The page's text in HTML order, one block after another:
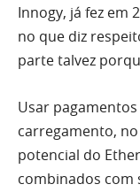
Innogy, já fez em
no que diz
parte talvez
Usar
carregamento,
potencial do
combinados com